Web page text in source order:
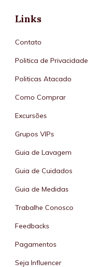
Links
Contato
Politica de Privacidade
Politicas Atacado
Como Comprar
Excursões
Grupos VIPs
Guia de Lavagem
Guia de Cuidados
Guia de Medidas
Trabalhe Conosco
Feedbacks
Pagamentos
Seja Influencer